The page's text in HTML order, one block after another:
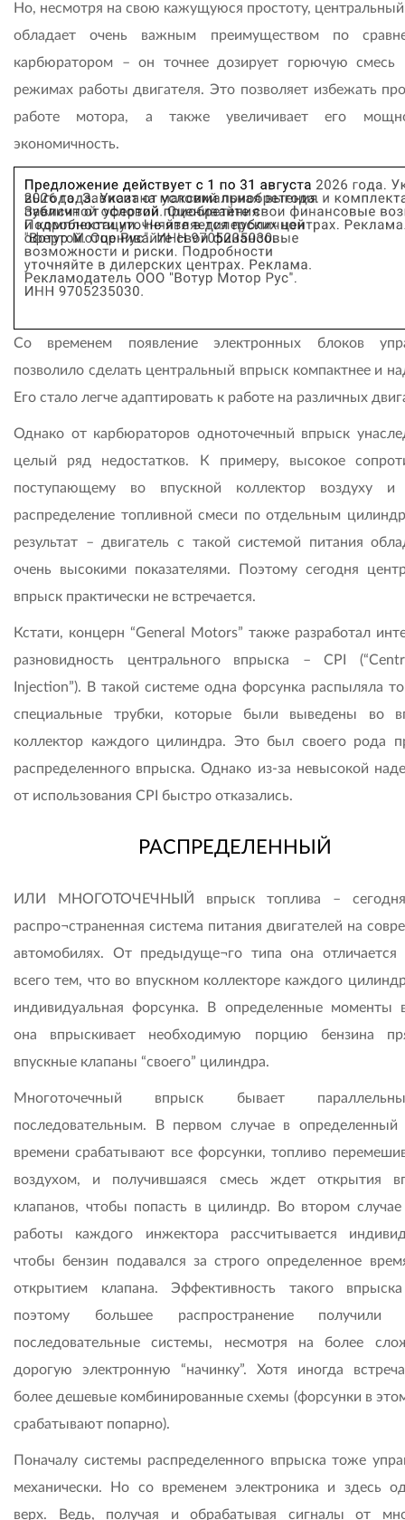
Но, несмотря на свою кажущуюся простоту,
обладает очень важным преимуществом по
карбюратором – он точнее дозирует горючую смесь
режимах работы двигателя. Это позволяет избежать
работе мотора, а также увеличивает его
экономичность.
Со временем появление электронных блоков
позволило сделать центральный впрыск компактнее и
Его стало легче адаптировать к работе на различных
Однако от карбюраторов одноточечный впрыск
целый ряд недостатков. К примеру, высокое
поступающему во впускной коллектор воздуху и
распределение топливной смеси по отдельным
результат – двигатель с такой системой питания
очень высокими показателями. Поэтому сегодня
впрыск практически не встречается.
Кстати, концерн “General Motors” также разработал
разновидность центрального впрыска – CPI
Injection”). В такой системе одна форсунка распыляла
специальные трубки, которые были выведены во
коллектор каждого цилиндра. Это был своего рода
распределенного впрыска. Однако из-за невысокой
от использования CPI быстро отказались.
РАСПРЕДЕЛЕННЫЙ
ИЛИ МНОГОТОЧЕЧНЫЙ впрыск топлива –
распро¬страненная система питания двигателей на
автомобилях. От предыдуще¬го типа она отличается
всего тем, что во впускном коллекторе каждого
индивидуальная форсунка. В определенные моменты
она впрыскивает необходимую порцию бензина
впускные клапаны “своего” цилиндра.
Многоточечный впрыск бывает
последовательным. В первом случае в определенный
времени срабатывают все форсунки, топливо
воздухом, и получившаяся смесь ждет открытия
клапанов, чтобы попасть в цилиндр. Во втором
работы каждого инжектора рассчитывается
чтобы бензин подавался за строго определенное
открытием клапана. Эффективность такого
поэтому большее распространение получили
последовательные системы, несмотря на более
дорогую электронную “начинку”. Хотя иногда
более дешевые комбинированные схемы (форсунки в
срабатывают попарно).
Поначалу системы распределенного впрыска тоже
механически. Но со временем электроника и здесь
верх. Ведь, получая и обрабатывая сигналы от